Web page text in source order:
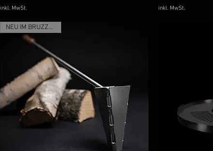
inkl. MwSt. inkl. MwSt.
NEU IM BRUZZLSHOP!